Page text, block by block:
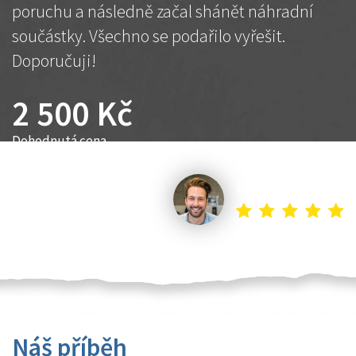
poruchu a následně začal shánět náhradní
součástky. Všechno se podařilo vyřešit.
Doporučuji!
2 500 Kč
Dohodnutá cena
Náš příběh